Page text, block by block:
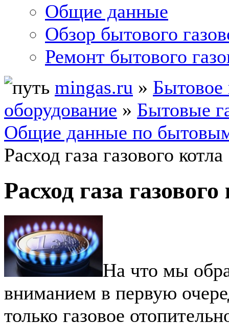
Общие данные
Обзор бытового
Ремонт бытового
mingas.ru » Бытовое
оборудование » Бытовые
Общие данные по
Расход газа газового котла
Расход газа газового
На что мы
вниманием в первую
только газовое